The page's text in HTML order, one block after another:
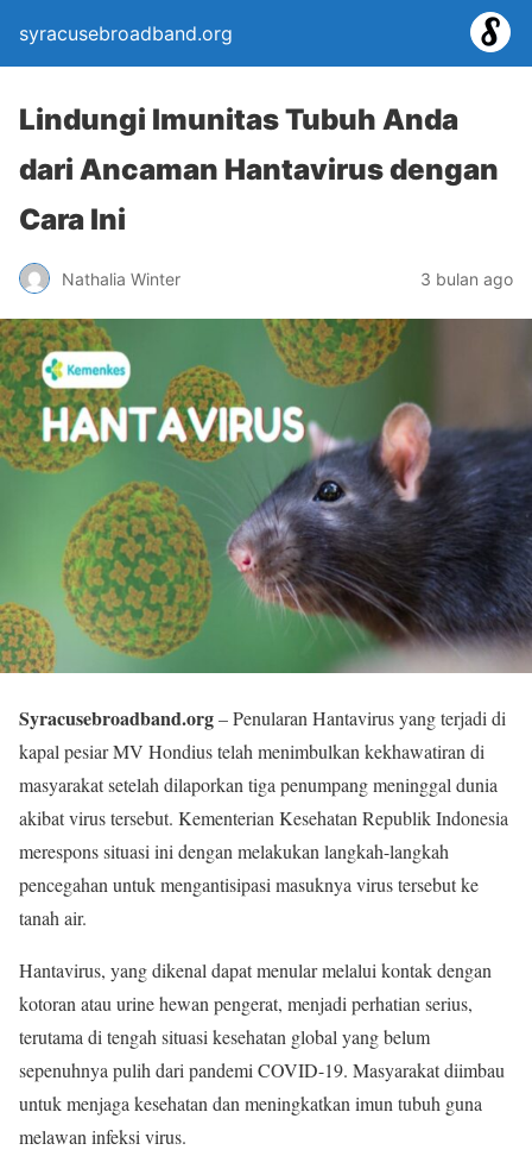
syracusebroadband.org
Lindungi Imunitas Tubuh Anda
dari Ancaman Hantavirus dengan
Cara Ini
Nathalia Winter 3 bulan ago
Syracusebroadband.org– Penularan Hantavirus yang terjadi di
kapal pesiar MV Hondius telah menimbulkan kekhawatiran di
masyarakat setelah dilaporkan tiga penumpang meninggal dunia
akibat virus tersebut. Kementerian Kesehatan Republik Indonesia
merespons situasi ini dengan melakukan langkah-langkah
pencegahan untuk mengantisipasi masuknya virus tersebut ke
tanah air.
Hantavirus, yang dikenal dapat menular melalui kontak dengan
kotoran atau urine hewan pengerat, menjadi perhatian serius,
terutama di tengah situasi kesehatan global yang belum
sepenuhnya pulih dari pandemi COVID-19. Masyarakat diimbau
untuk menjaga kesehatan dan meningkatkan imun tubuh guna
melawan infeksi virus.